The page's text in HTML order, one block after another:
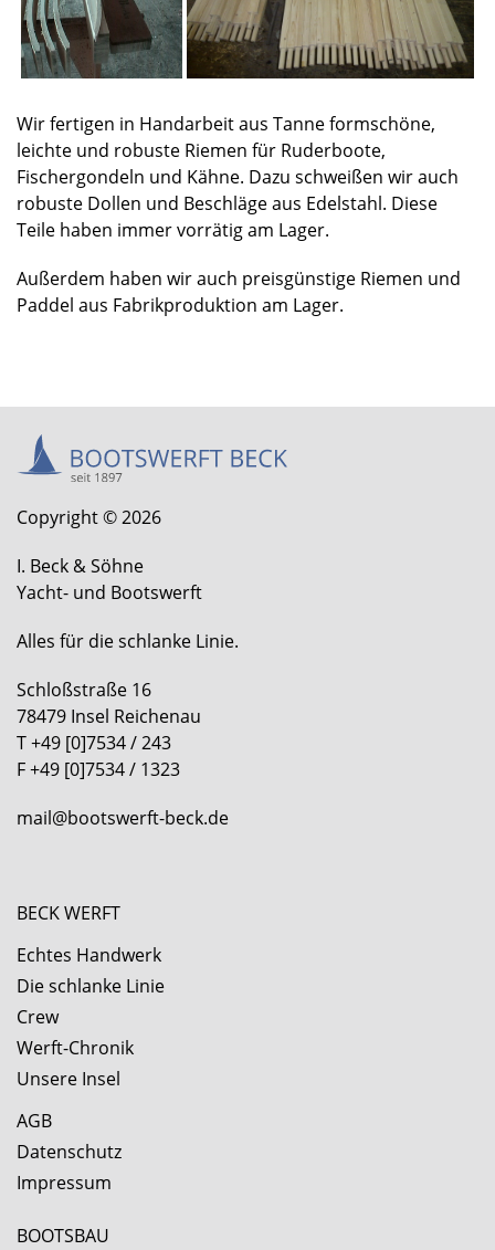
Wir fertigen in Handarbeit aus Tanne formschöne,
leichte und robuste Riemen für Ruderboote,
Fischergondeln und Kähne. Dazu schweißen wir auch
robuste Dollen und Beschläge aus Edelstahl. Diese
Teile haben immer vorrätig am Lager.
Außerdem haben wir auch preisgünstige Riemen und
Paddel aus Fabrikproduktion am Lager.
Copyright © 2026
I. Beck & Söhne
Yacht- und Bootswerft
Alles für die schlanke Linie.
Schloßstraße 16
78479 Insel Reichenau
T +49 [0]7534 / 243
F +49 [0]7534 / 1323
mail@bootswerft-beck.de
BECK WERFT
Echtes Handwerk
Die schlanke Linie
Crew
Werft-Chronik
Unsere Insel
AGB
Datenschutz
Impressum
BOOTSBAU